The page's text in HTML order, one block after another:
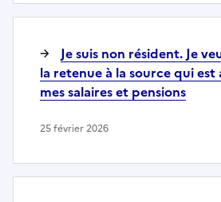
Je suis non résident. Je
la retenue à la source qui est
mes salaires et pensions
25 février 2026